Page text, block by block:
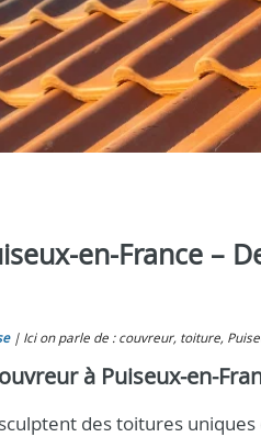
en-France –
Ici on parle de : couvreur, toiture,
à Puiseux-en-
des toitures